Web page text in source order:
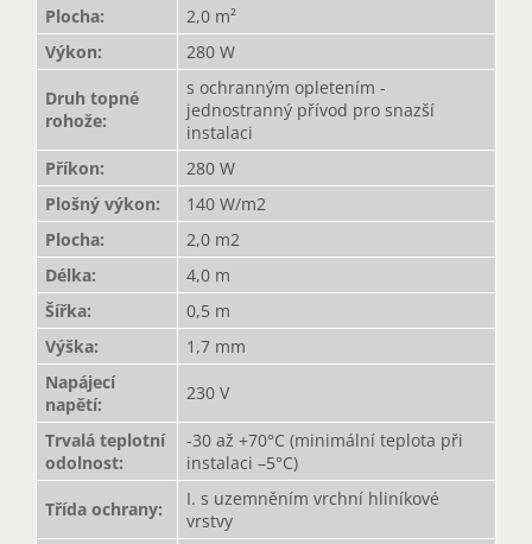
Plocha:
2,0 m²
Výkon: 280 W
Druh topné
rohože:
s ochranným opletením -
jednostranný přívod pro snazší
instalaci
Příkon:
280 W
Plošný výkon:
140 W/m2
Plocha:
2,0 m2
Délka:
4,0 m
Šířka:
0,5 m
Výška:
1,7 mm
Napájecí
napětí:
230 V
Trvalá teplotní
odolnost:
-30 až +70°C (minimální teplota při
instalaci –5°C)
Třída ochrany:
I. s uzemněním vrchní hliníkové
vrstvy